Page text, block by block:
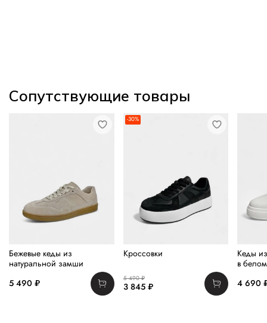
Сопутствующие товары
Бежевые кеды из
натуральной замши
5 490 ₽
-30%
Кроссовки
5 490 ₽
3 845 ₽
Кеды
в
4 690